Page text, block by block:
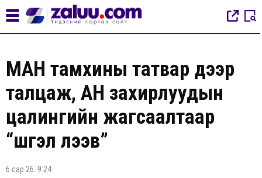
МАН тамхины татвар дээр
талцаж, АН захирлуудын
цалингийн жагсаалтаар
“шүгэл үлээв”
6 сар 26. 9:24